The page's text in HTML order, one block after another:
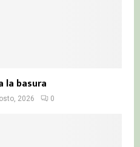
la basura
2026 0